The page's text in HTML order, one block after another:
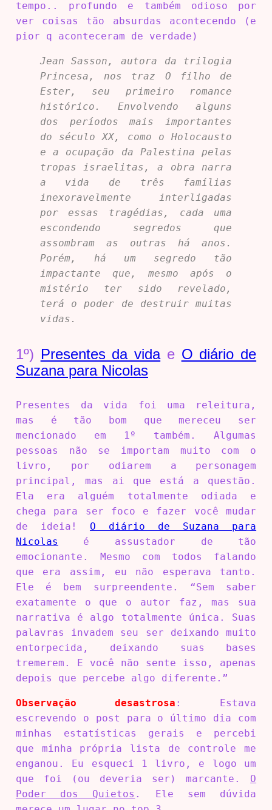
tempo.. profundo e também odioso por
ver coisas tão absurdas acontecendo (e
pior q aconteceram de verdade)
Jean Sasson, autora da trilogia
Princesa, nos traz O filho de
Ester, seu primeiro romance
histórico. Envolvendo alguns
dos períodos mais importantes
do século XX, como o Holocausto
e a ocupação da Palestina pelas
tropas israelitas, a obra narra
a vida de três famílias
inexoravelmente interligadas
por essas tragédias, cada uma
escondendo segredos que
assombram as outras há anos.
Porém, há um segredo tão
impactante que, mesmo após o
mistério ter sido revelado,
terá o poder de destruir muitas
vidas.
1º) Presentes da vidae O diário de
Suzana para Nicolas
Presentes da vida foi uma releitura,
mas é tão bom que mereceu ser
mencionado em 1º também. Algumas
pessoas não se importam muito com o
livro, por odiarem a personagem
principal, mas ai que está a questão.
Ela era alguém totalmente odiada e
chega para ser foco e fazer você mudar
de ideia! O diário de Suzana para
Nicolas
é assustador de tão
emocionante. Mesmo com todos falando
que era assim, eu não esperava tanto.
Ele é bem surpreendente. “Sem saber
exatamente o que o autor faz, mas sua
narrativa é algo totalmente única. Suas
palavras invadem seu ser deixando muito
entorpecida, deixando suas bases
tremerem. E você não sente isso, apenas
depois que percebe algo diferente.”
Observação desastrosa : Estava
escrevendo o post para o último dia com
minhas estatísticas gerais e percebi
que minha própria lista de controle me
enganou. Eu esqueci 1 livro, e logo um
que foi (ou deveria ser) marcante. O
Poder dos Quietos . Ele sem dúvida